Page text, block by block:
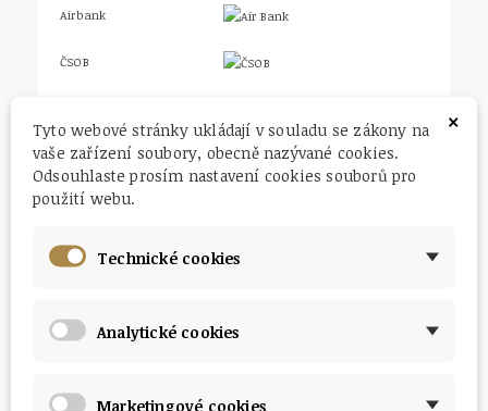
Airbank
ČSOB
Bankovní převody online
Česká spořitelna
Fio banka
×
Tyto webové stránky ukládají v souladu se zákony na
vaše zařízení soubory, obecně nazývané cookies.
Odsouhlaste prosím nastavení cookies souborů pro
použití webu.
Technické cookies
Analytické cookies
Marketingové cookies